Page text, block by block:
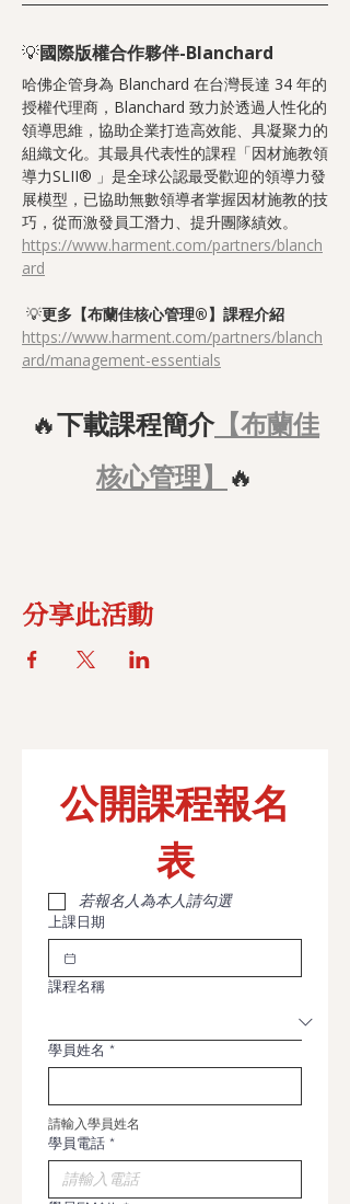
💡國際版權合作夥伴-Blanchard
哈佛企管身為 Blanchard 在台灣長達 34 年的
授權代理商，Blanchard 致力於透過人性化的
領導思維，協助企業打造高效能、具凝聚力的
組織文化。其最具代表性的課程「因材施教領
導力SLII® 」是全球公認最受歡迎的領導力發
展模型，已協助無數領導者掌握因材施教的技
巧，從而激發員工潛力、提升團隊績效。
https://www.harment.com/partners/blanch
ard
💡更多【布蘭佳核心管理®】課程介紹
https://www.harment.com/partners/blanch
ard/management-essentials
🔥下載課程簡介【布蘭佳
核心管理】 🔥
分享此活動
公開課程報名
表
若報名人為本人請勾選
上課日期
課程名稱
學員姓名 *
請輸入學員姓名
學員電話 *